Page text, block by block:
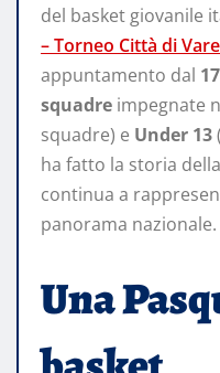
del basket giovanile
– Torneo Città di
appuntamento dal
squadre impegnate
squadre) e Under 13
ha fatto la storia
continua a
panorama nazionale.
Una